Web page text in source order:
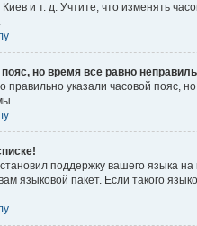
и т. д. Учтите, что изменять
но время всё равно
правильно указали часовой пояс,
поддержку вашего языка
языковой пакет. Если такого